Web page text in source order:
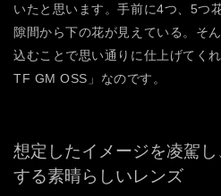
いたと思います。手前に4つ、5つ
隙間から下の花が見えている。そ
込むことで思い通りに仕上げてく
TF GM OSS」なのです。
想定したイメージを凌駕し
する素晴らしいレンズ